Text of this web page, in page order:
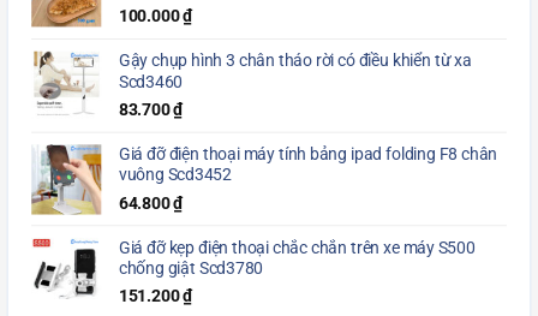
100.000₫
Gậy chụp hình 3 chân tháo rời có điều khiển từ xa
Scd3460
83.700₫
Giá đỡ điện thoại máy tính bảng ipad folding F8 chân
vuông Scd3452
64.800₫
Giá đỡ kẹp điện thoại chắc chắn trên xe máy S500
chống giật Scd3780
151.200₫